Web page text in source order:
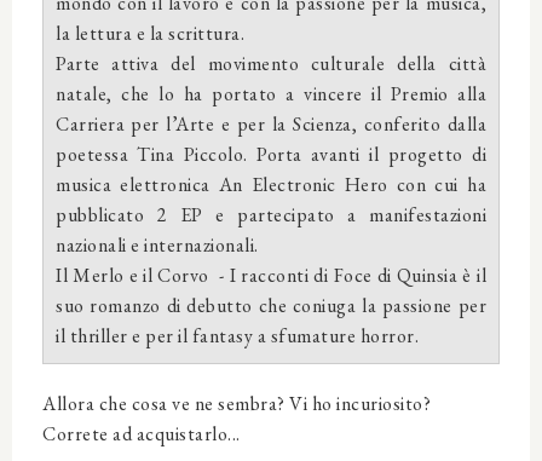
la lettura e la scrittura.
Parte attiva del movimento culturale della città
natale, che lo ha portato a vincere il Premio alla
Carriera per l’Arte e per la Scienza, conferito dalla
poetessa Tina Piccolo. Porta avanti il progetto di
musica elettronica An Electronic Hero con cui ha
pubblicato 2 EP e partecipato a manifestazioni
nazionali e internazionali.
Il Merlo e il Corvo - I racconti di Foce di Quinsia è il
suo romanzo di debutto che coniuga la passione per
il thriller e per il fantasy a sfumature horror.
Allora che cosa ve ne sembra? Vi ho incuriosito?
Correte ad acquistarlo...